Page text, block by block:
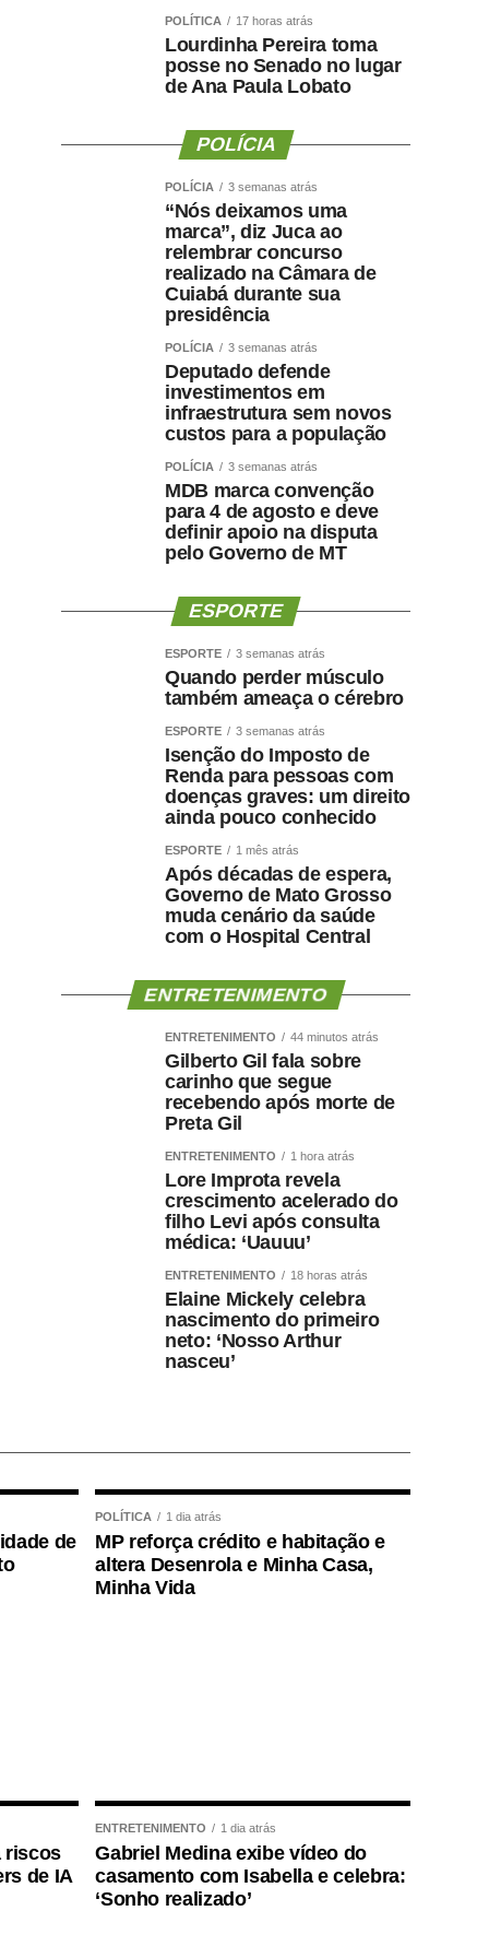
POLÍTICA 17 horas atrás
Lourdinha Pereira toma
posse no Senado no lugar
de Ana Paula Lobato
POLÍCIA
POLÍCIA 3 semanas atrás
“Nós deixamos uma
marca”, diz Juca ao
relembrar concurso
realizado na Câmara de
Cuiabá durante sua
presidência
POLÍCIA 3 semanas atrás
Deputado defende
investimentos em
infraestrutura sem novos
custos para a população
POLÍCIA 3 semanas atrás
MDB marca convenção
para 4 de agosto e deve
definir apoio na disputa
pelo Governo de MT
ESPORTE
ESPORTE 3 semanas atrás
Quando perder músculo
também ameaça o cérebro
ESPORTE 3 semanas atrás
Isenção do Imposto de
Renda para pessoas com
doenças graves: um direito
ainda pouco conhecido
ESPORTE 1 mês atrás
Após décadas de espera,
Governo de Mato Grosso
muda cenário da saúde
com o Hospital Central
ENTRETENIMENTO
ENTRETENIMENTO 44 minutos atrás
Gilberto Gil fala sobre
carinho que segue
recebendo após morte de
Preta Gil
ENTRETENIMENTO 1 hora atrás
Lore Improta revela
crescimento acelerado do
filho Levi após consulta
médica: ‘Uauuu’
ENTRETENIMENTO 18 horas atrás
Elaine Mickely celebra
nascimento do primeiro
neto: ‘Nosso Arthur
nasceu’
de
POLÍTICA 1 dia atrás
MP reforça crédito e habitação e
altera Desenrola e Minha Casa,
Minha Vida
riscos
de IA
ENTRETENIMENTO 1 dia atrás
Gabriel Medina exibe vídeo do
casamento com Isabella e celebra:
‘Sonho realizado’